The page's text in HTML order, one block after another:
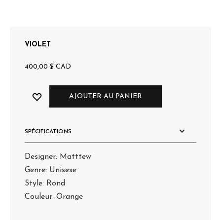
VIOLET
400,00 $ CAD
AJOUTER AU PANIER
SPÉCIFICATIONS
Designer: Matttew
Genre: Unisexe
Style: Rond
Couleur: Orange